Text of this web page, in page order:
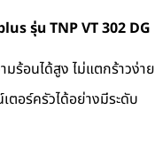
รุ่น TNP VT 302 DG
ร้อนได้สูง ไม่แตกร้าวง่าย
ตอร์ครัวได้อย่างมีระดับ